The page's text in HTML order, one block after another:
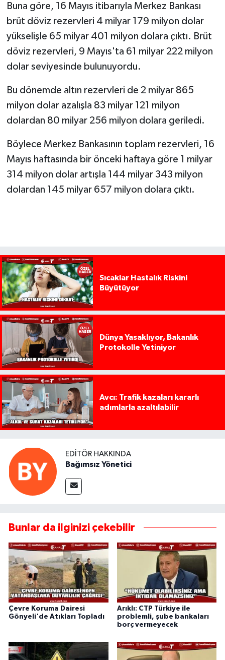
Buna göre, 16 Mayıs itibarıyla Merkez Bankası
brüt döviz rezervleri 4 milyar 179 milyon dolar
yükselişle 65 milyar 401 milyon dolara çıktı. Brüt
döviz rezervleri, 9 Mayıs'ta 61 milyar 222 milyon
dolar seviyesinde bulunuyordu.
Bu dönemde altın rezervleri de 2 milyar 865
milyon dolar azalışla 83 milyar 121 milyon
dolardan 80 milyar 256 milyon dolara geriledi.
Böylece Merkez Bankasının toplam rezervleri, 16
Mayıs haftasında bir önceki haftaya göre 1 milyar
314 milyon dolar artışla 144 milyar 343 milyon
dolardan 145 milyar 657 milyon dolara çıktı.
Sıcaklar Hastalık Riskini
Büyütüyor
Dünya Yasaklıyor, Bakanlık
Protokolle Yetiniyor
Avcı: Trafik kazaları kararlı
adımlarla azaltılabilir
EDITÖR HAKKINDA
Bağımsız Yönetici
Bunlar da ilginizi çekebilir
Çevre Koruma Dairesi
Gönyeli'de Atıkları Topladı
Arıklı: CTP Türkiye ile
problemli, şube bankaları
borç vermeyecek